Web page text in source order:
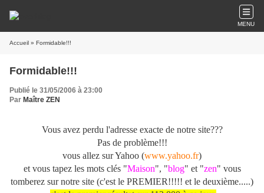
MENU
Accueil » Formidable!!!
Formidable!!!
Publié le 31/05/2006 à 23:00
Par Maître ZEN
Vous avez perdu l'adresse exacte de notre site???
Pas de problème!!!
vous allez sur Yahoo (www.yahoo.fr)
et vous tapez les mots clés "Maison", "blog" et "zen" vous
tomberez sur notre site (c'est le PREMIER!!!!! et le deuxième.....)